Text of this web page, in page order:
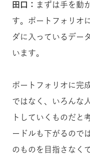
田口： まずは手を動
す。ポートフォリオ
ダに入っているデー
います。
ポートフォリオに完
ではなく、いろんな
トしていくものだと
ードルも下がるので
のものを目指さなく